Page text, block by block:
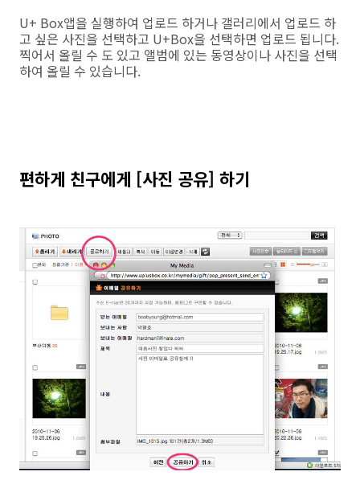
U+ Box앱을 실행하여 업로드 하거나 갤러리에서 업로드 하
고 싶은 사진을 선택하고 U+Box을 선택하면 업로드 됩니다.
찍어서 올릴 수 도 있고 앨범에 있는 동영상이나 사진을 선택
하여 올릴 수 있습니다.
편하게 친구에게 [사진 공유] 하기